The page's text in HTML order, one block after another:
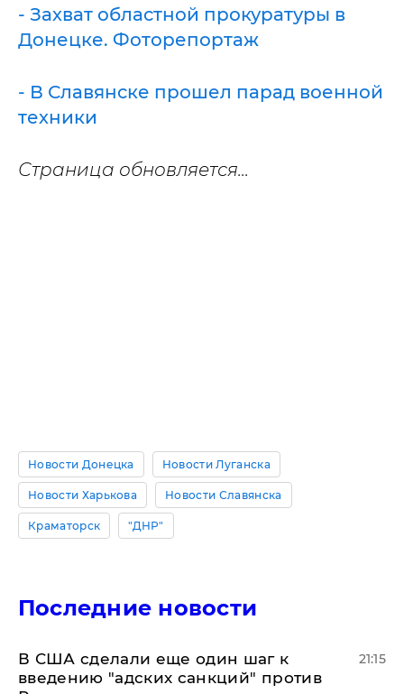
- Захват областной прокуратуры в
Донецке. Фоторепортаж
- В Славянске прошел парад военной
техники
Страница обновляется...
Новости Донецка Новости Луганска
Новости Харькова Новости Славянска
Краматорск "ДНР"
Последние новости
В США сделали еще один шаг к
введению "адских санкций" против
21:15